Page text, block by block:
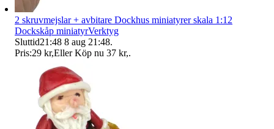
2 skruvmejslar + avbitare Dockhus miniatyrer skala 1:12
Dockskåp miniatyrVerktyg
Sluttid21:48 8 aug 21:48.
Pris:29 kr,Eller Köp nu 37 kr,.